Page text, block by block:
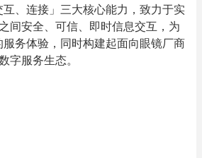
、连接」三大核心能力，致力于实
间安全、可信、即时信息交互，为
务体验，同时构建起面向眼镜厂商
字服务生态。